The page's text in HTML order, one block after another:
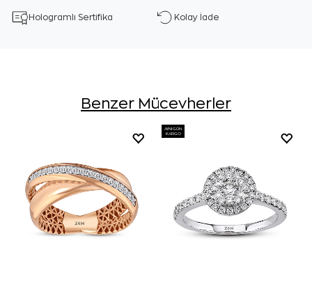
Hologramlı Sertifika Kolay İade
Benzer Mücevherler
AYNI GÜN
KARGO